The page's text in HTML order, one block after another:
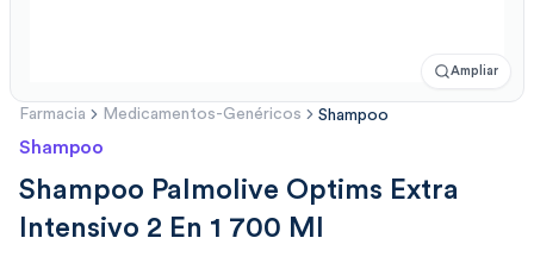
Ampliar
Farmacia Medicamentos-Genéricos Shampoo
Shampoo
Shampoo Palmolive Optims Extra
Intensivo 2 En 1 700 Ml